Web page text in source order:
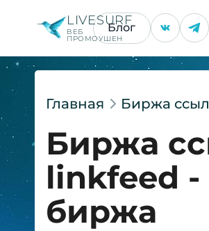
LIVESURF
ВЕБ
ПРОМОУШЕН
Блог
Главная Биржа
Биржа
linkfeed -
биржа